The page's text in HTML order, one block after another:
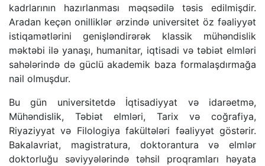
kadrlarının hazırlanması məqsədilə təsis edilmişdir.
Aradan keçən onilliklər ərzində universitet öz fəaliyyət
istiqamətlərini genişləndirərək klassik mühəndislik
məktəbi ilə yanaşı, humanitar, iqtisadi və təbiət elmləri
sahələrində də güclü akademik baza formalaşdırmağa
nail olmuşdur.
Bu gün universitetdə İqtisadiyyat və idarəetmə,
Mühəndislik, Təbiət elmləri, Tarix və coğrafiya,
Riyaziyyat və Filologiya fakültələri fəaliyyət göstərir.
Bakalavriat, magistratura, doktorantura və elmlər
doktorluğu səviyyələrində təhsil proqramları həyata